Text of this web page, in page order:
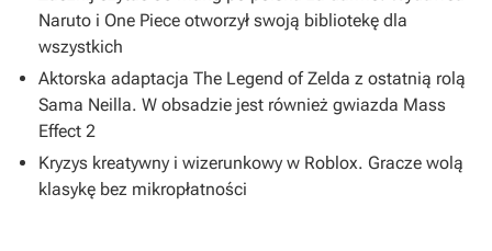
Naruto i One Piece otworzył swoją bibliotekę dla
wszystkich
Aktorska adaptacja The Legend of Zelda z ostatnią rolą
Sama Neilla. W obsadzie jest również gwiazda Mass
Effect 2
Kryzys kreatywny i wizerunkowy w Roblox. Gracze wolą
klasykę bez mikropłatności